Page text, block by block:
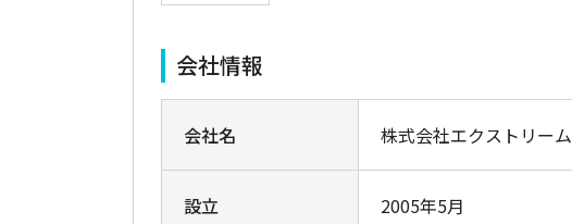
会社情報
会社名 株式会社エクストリーム
設立 2005年5月